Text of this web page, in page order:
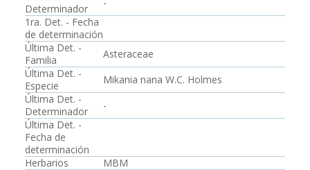
Determinador
1ra. Det. - Fecha
de determinación
Última Det. -
Familia
Asteraceae
Última Det. -
Especie
Mikania nana W.C. Holmes
Última Det. -
Determinador
-
Última Det. -
Fecha de
determinación
Herbarios
MBM